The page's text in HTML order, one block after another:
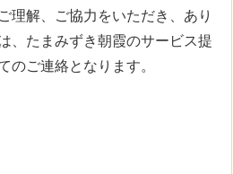
理解、ご協力をいただき、あり
、たまみずき朝霞のサービス提
のご連絡となります。